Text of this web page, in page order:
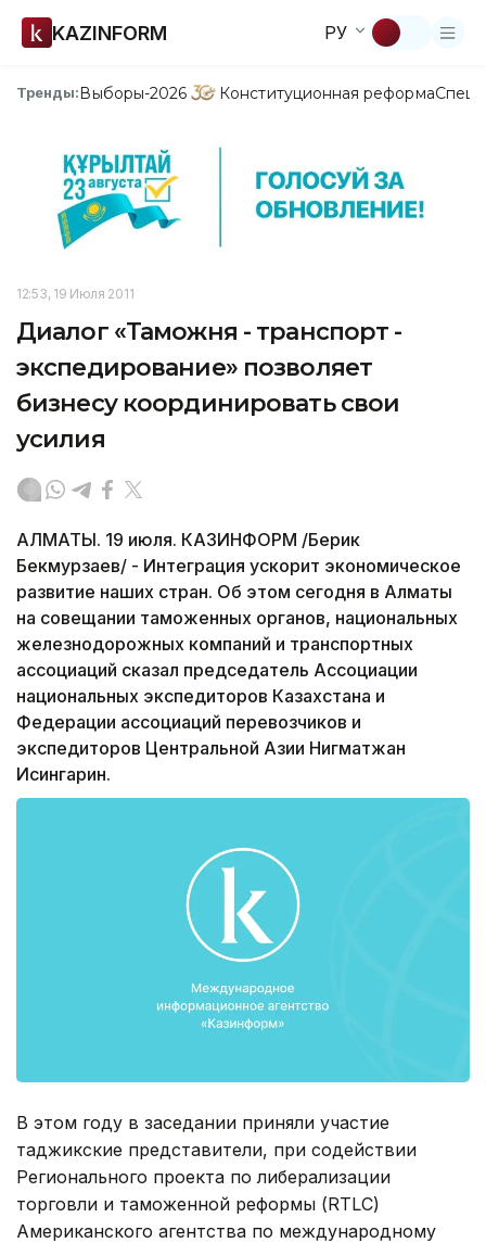
KAZINFORM РУ
Тренды:Выборы-2026 Конституционная реформа
12:53, 19 Июля 2011
Диалог «Таможня - транспорт -
экспедирование» позволяет
бизнесу координировать свои
усилия
АЛМАТЫ. 19 июля. КАЗИНФОРМ /Берик
Бекмурзаев/ - Интеграция ускорит экономическое
развитие наших стран. Об этом сегодня в Алматы
на совещании таможенных органов, национальных
железнодорожных компаний и транспортных
ассоциаций сказал председатель Ассоциации
национальных экспедиторов Казахстана и
Федерации ассоциаций перевозчиков и
экспедиторов Центральной Азии Нигматжан
Исингарин.
В этом году в заседании приняли участие
таджикские представители, при содействии
Регионального проекта по либерализации
торговли и таможенной реформы (RTLC)
Американского агентства по международному